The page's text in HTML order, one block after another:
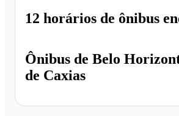
Ônibus de Belo
de Caxias
12 horários de ônibus